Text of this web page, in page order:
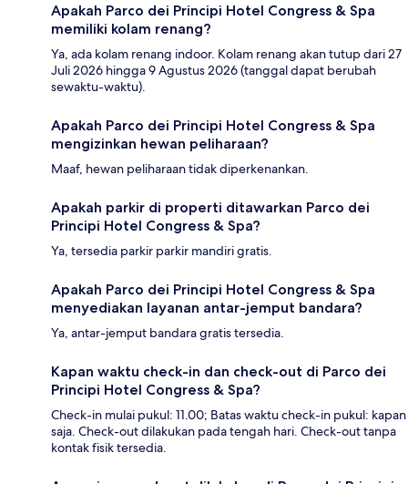
Apakah Parco dei Principi Hotel Congress & Spa
memiliki kolam renang?
Ya, ada kolam renang indoor. Kolam renang akan tutup dari 27
Juli 2026 hingga 9 Agustus 2026 (tanggal dapat berubah
sewaktu-waktu).
Apakah Parco dei Principi Hotel Congress & Spa
mengizinkan hewan peliharaan?
Maaf, hewan peliharaan tidak diperkenankan.
Apakah parkir di properti ditawarkan Parco dei
Principi Hotel Congress & Spa?
Ya, tersedia parkir parkir mandiri gratis.
Apakah Parco dei Principi Hotel Congress & Spa
menyediakan layanan antar-jemput bandara?
Ya, antar-jemput bandara gratis tersedia.
Kapan waktu check-in dan check-out di Parco dei
Principi Hotel Congress & Spa?
Check-in mulai pukul: 11.00; Batas waktu check-in pukul: kapan
saja. Check-out dilakukan pada tengah hari. Check-out tanpa
kontak fisik tersedia.